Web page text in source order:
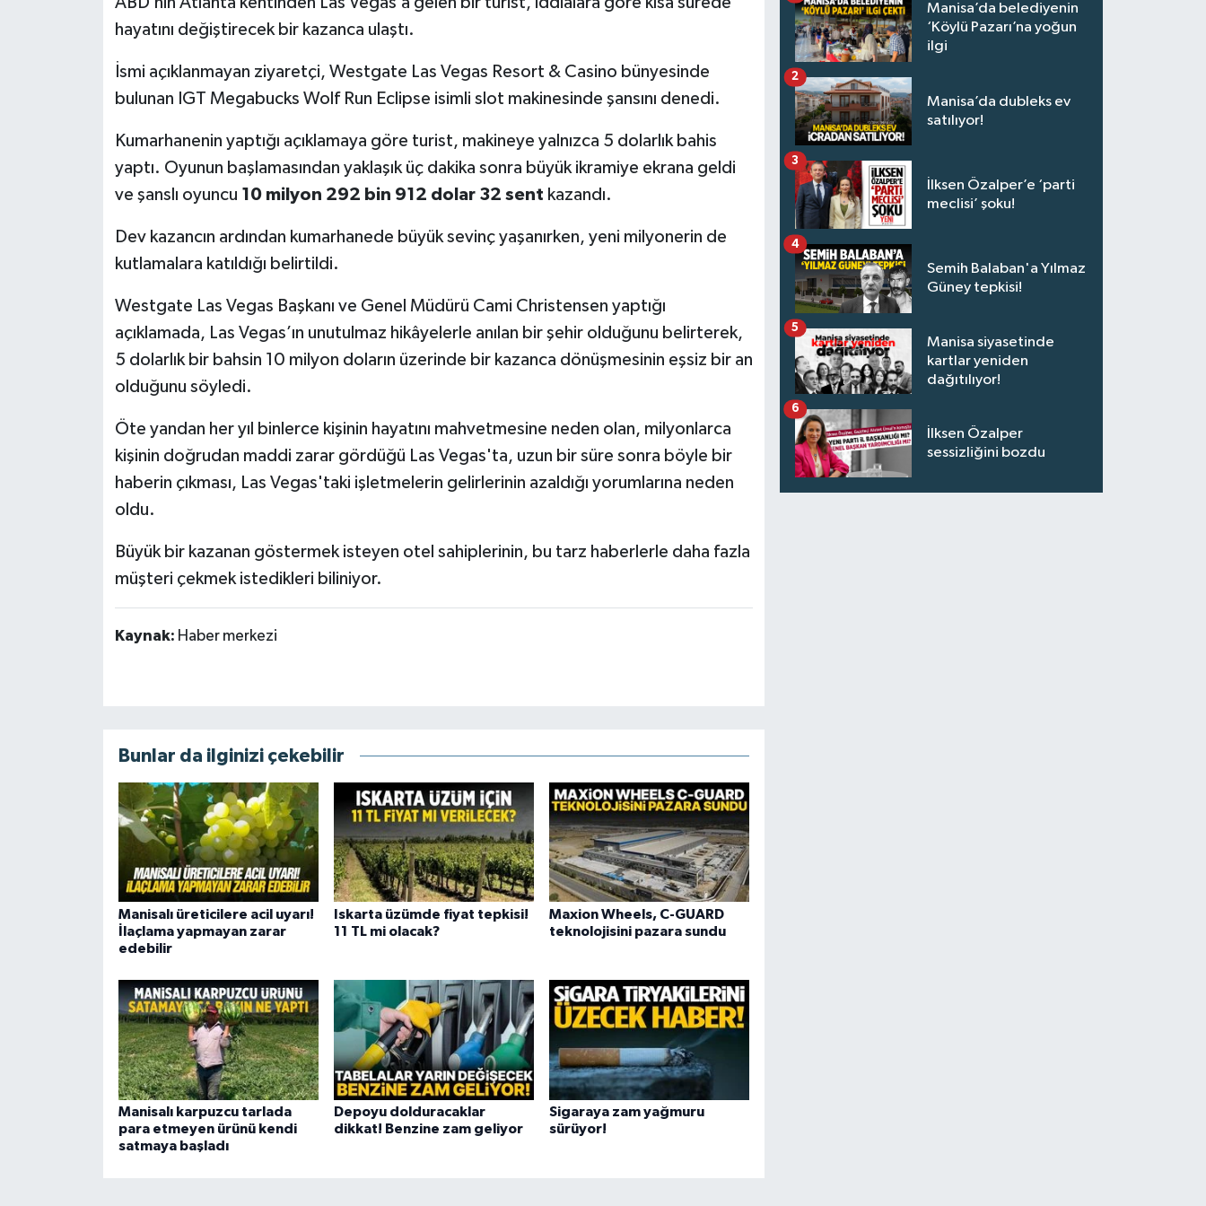
hayatını değiştirecek bir kazanca ulaştı.
İsmi açıklanmayan ziyaretçi, Westgate Las Vegas Resort & Casino bünyesinde
bulunan IGT Megabucks Wolf Run Eclipse isimli slot makinesinde şansını denedi.
Kumarhanenin yaptığı açıklamaya göre turist, makineye yalnızca 5 dolarlık bahis
yaptı. Oyunun başlamasından yaklaşık üç dakika sonra büyük ikramiye ekrana geldi
ve şanslı oyuncu 10 milyon 292 bin 912 dolar 32 sent kazandı.
Dev kazancın ardından kumarhanede büyük sevinç yaşanırken, yeni milyonerin de
kutlamalara katıldığı belirtildi.
Westgate Las Vegas Başkanı ve Genel Müdürü Cami Christensen yaptığı
açıklamada, Las Vegas’ın unutulmaz hikâyelerle anılan bir şehir olduğunu belirterek,
5 dolarlık bir bahsin 10 milyon doların üzerinde bir kazanca dönüşmesinin eşsiz bir an
olduğunu söyledi.
Öte yandan her yıl binlerce kişinin hayatını mahvetmesine neden olan, milyonlarca
kişinin doğrudan maddi zarar gördüğü Las Vegas'ta, uzun bir süre sonra böyle bir
haberin çıkması, Las Vegas'taki işletmelerin gelirlerinin azaldığı yorumlarına neden
oldu.
Büyük bir kazanan göstermek isteyen otel sahiplerinin, bu tarz haberlerle daha fazla
müşteri çekmek istedikleri biliniyor.
Kaynak: Haber merkezi
Bunlar da ilginizi çekebilir
Manisalı üreticilere acil uyarı!
İlaçlama yapmayan zarar
edebilir
Iskarta üzümde fiyat tepkisi!
11 TL mi olacak?
Maxion Wheels, C-GUARD
teknolojisini pazara sundu
Manisalı karpuzcu tarlada
para etmeyen ürünü kendi
satmaya başladı
Depoyu dolduracaklar
dikkat! Benzine zam geliyor
Sigaraya zam yağmuru
sürüyor!
Manisa’da belediyenin
‘Köylü Pazarı’na yoğun
ilgi
Manisa’da dubleks ev
satılıyor!
2
İlksen Özalper’e ‘parti
meclisi’ şoku!
3
Semih Balaban'a Yılmaz
Güney tepkisi!
4
Manisa siyasetinde
kartlar yeniden
dağıtılıyor!
5
İlksen Özalper
sessizliğini bozdu
6